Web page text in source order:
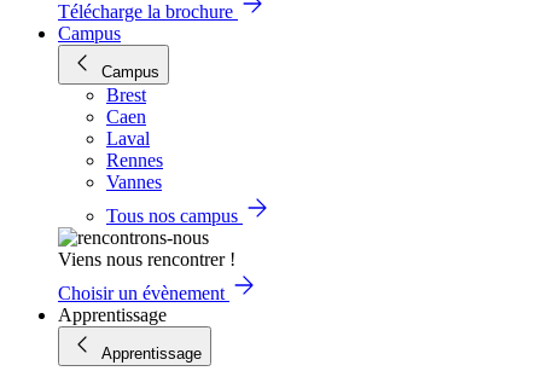
Télécharge la brochure
Campus
Campus
Brest
Caen
Laval
Rennes
Vannes
Tous nos campus
Viens nous rencontrer !
Choisir un évènement
Apprentissage
Apprentissage